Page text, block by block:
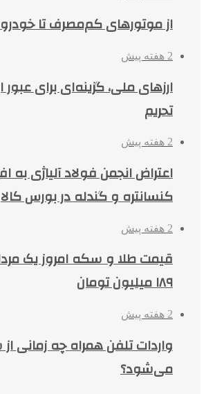
از موتورهای کم‌مصرف تا
2 هفته پیش
ارزهای ملی، گزینه‌ای برای
تحریم
2 هفته پیش
اعتراض انجمن فولاد آلیاژی
کنسانتره و گندله در بورس کالا
2 هفته پیش
قیمت طلا و سکه امروز یک
۱۸۹ میلیون تومان
2 هفته پیش
واردات تلفن همراه چه زمانی
می‌شود؟